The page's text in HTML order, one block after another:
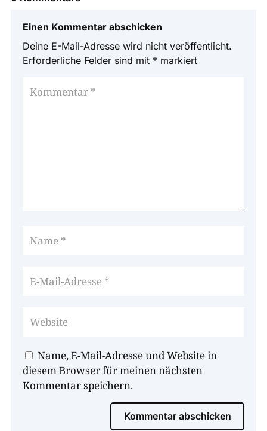
Einen Kommentar abschicken
Deine E-Mail-Adresse wird nicht veröffentlicht.
Erforderliche Felder sind mit * markiert
Name, E-Mail-Adresse und Website in
diesem Browser für meinen nächsten
Kommentar speichern.
Kommentar abschicken